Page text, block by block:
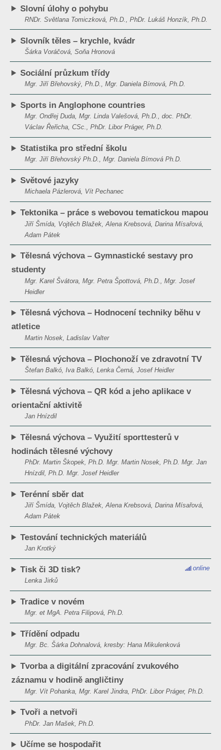
Slovní úlohy o pohybu
RNDr. Světlana Tomiczková, Ph.D., PhDr. Lukáš Honzík, Ph.D.
Slovník těles – krychle, kvádr
Šárka Voráčová, Soňa Hronová
Sociální průzkum třídy
Mgr. Jiří Břehovský, Ph.D., Mgr. Daniela Bímová, Ph.D.
Sports in Anglophone countries
Mgr. Ondřej Duda, Mgr. Linda Valešová, Ph.D., doc. PhDr.
Václav Řeřicha, CSc., PhDr. Libor Práger, Ph.D.
Statistika pro střední školu
Mgr. Jiří Břehovský Ph.D., Mgr. Daniela Bímová Ph.D.
Světové jazyky
Michaela Pázlerová, Vít Pechanec
Tektonika – práce s webovou tematickou mapou
Jiří Šmída, Vojtěch Blažek, Alena Krebsová, Darina Mísařová,
Adam Pátek
Tělesná výchova – Gymnastické sestavy pro
studenty
Mgr. Karel Švátora, Mgr. Petra Špottová, Ph.D., Mgr. Josef
Heidler
Tělesná výchova – Hodnocení techniky běhu v
atletice
Martin Nosek, Ladislav Valter
Tělesná výchova – Plochonoží ve zdravotní TV
Štefan Balkó, Iva Balkó, Lenka Černá, Josef Heidler
Tělesná výchova – QR kód a jeho aplikace v
orientační aktivitě
Jan Hnízdil
Tělesná výchova – Využití sporttesterů v
hodinách tělesné výchovy
PhDr. Martin Škopek, Ph.D. Mgr. Martin Nosek, Ph.D. Mgr. Jan
Hnízdil, Ph.D. Mgr. Josef Heidler
Terénní sběr dat
Jiří Šmída, Vojtěch Blažek, Alena Krebsová, Darina Mísařová,
Adam Pátek
Testování technických materiálů
Jan Krotký
Tisk či 3D tisk?
online
Lenka Jirků
Tradice v novém
Mgr. et MgA. Petra Filipová, Ph.D.
Třídění odpadu
Mgr. Bc. Šárka Dohnalová, kresby: Hana Mikulenková
Tvorba a digitální zpracování zvukového
záznamu v hodině angličtiny
Mgr. Vít Pohanka, Mgr. Karel Jindra, PhDr. Libor Práger, Ph.D.
Tvoři a netvoři
PhDr. Jan Mašek, Ph.D.
Učíme se hospodařit